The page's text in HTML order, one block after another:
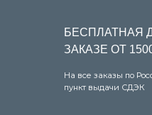
Условия
Оплата
Уход за